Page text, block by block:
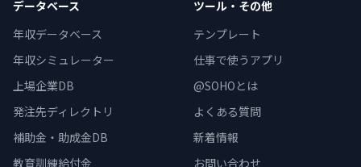
データベース
年収データベース
年収シミュレーター
上場企業DB
発注先ディレクトリ
補助金・助成金DB
教育訓練給付金
ツール・その他
テンプレート
仕事で使うアプリ
@SOHOとは
よくある質問
新着情報
お問い合わせ